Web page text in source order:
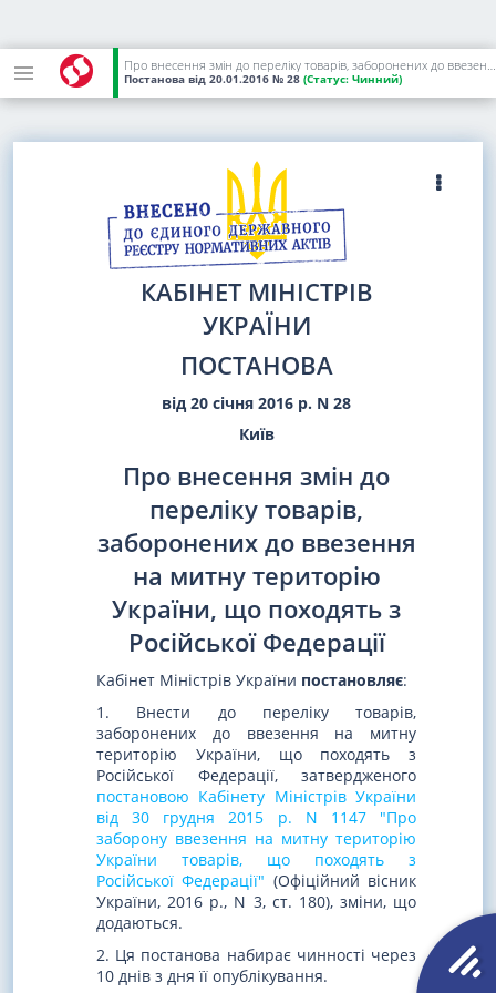
Про внесення змін до переліку товарів, заборонених до ввезення на митну територію України, що походять з Російської Федерації
Постанова від 20.01.2016 № 28 (Статус: Чинний)
КАБІНЕТ МІНІСТРІВ
УКРАЇНИ
ПОСТАНОВА
від 20 січня 2016 р. N 28
Київ
Про внесення змін до
переліку товарів,
заборонених до ввезення
на митну територію
України, що походять з
Російської Федерації
Кабінет Міністрів України постановляє:
1. Внести до переліку товарів,
заборонених до ввезення на митну
територію України, що походять з
Російської Федерації, затвердженого
постановою Кабінету Міністрів України
від 30 грудня 2015 р. N 1147 "Про
заборону ввезення на митну територію
України товарів, що походять з
Російської Федерації" (Офіційний вісник
України, 2016 р., N 3, ст. 180), зміни, що
додаються.
2. Ця постанова набирає чинності через
10 днів з дня її опублікування.